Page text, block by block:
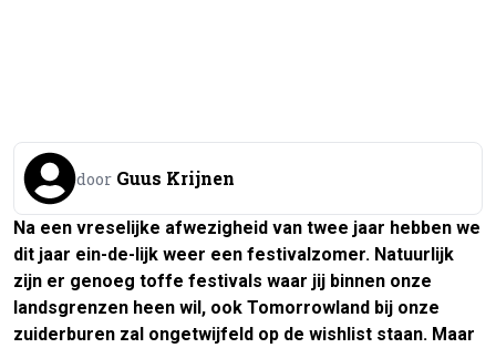
door Guus Krijnen
Na een vreselijke afwezigheid van twee jaar hebben we
dit jaar ein-de-lijk weer een festivalzomer. Natuurlijk
zijn er genoeg toffe festivals waar jij binnen onze
landsgrenzen heen wil, ook Tomorrowland bij onze
zuiderburen zal ongetwijfeld op de wishlist staan. Maar